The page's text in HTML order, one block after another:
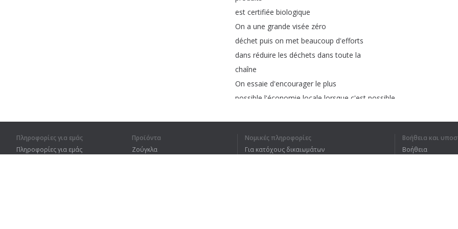
est certifiée biologique
On a une grande visée zéro
déchet puis on met beaucoup d'efforts
dans réduire les déchets dans toute la
chaîne
On essaie d'encourager le plus
possible l'économie locale lorsque c'est possible
méthodes de production
c'est quoi les produits utilisés dans toute la chaîne,les emballages
Πληροφορίες για εμάς
Πληροφορίες για εμάς
Προϊόντα
Ζούγκλα
Νομικές πληροφορίες
Για κατόχους δικαιωμάτων
Βοήθεια και
Βοήθεια